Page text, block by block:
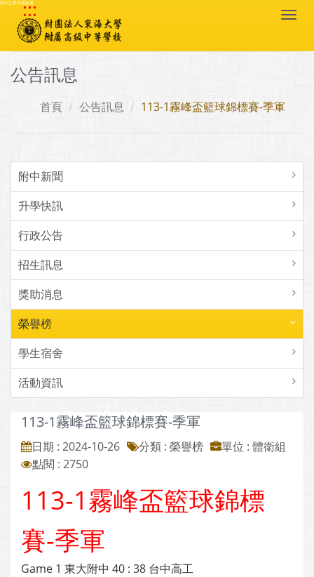
跳到主要內容區塊
:::
公告訊息
首頁 公告訊息 113-1霧峰盃籃球錦標賽-季軍
附中新聞
升學快訊
行政公告
招生訊息
獎助消息
榮譽榜
學生宿舍
活動資訊
113-1霧峰盃籃球錦標賽-季軍
日期 : 2024-10-26 分類 : 榮譽榜
單位 : 體衛組
點閱 : 2750
113-1霧峰盃籃球錦標
賽-季軍
Game 1 東大附中 40 : 38 台中高工